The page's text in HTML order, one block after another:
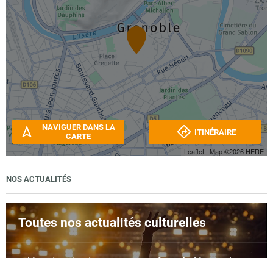
Leaflet | Map ©2026 HERE
NAVIGUER DANS LA
CARTE
ITINÉRAIRE
NOS ACTUALITÉS
Toutes nos actualités culturelles